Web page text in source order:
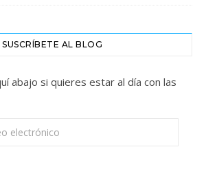
SUSCRÍBETE AL BLOG
abajo si quieres estar al día con las
electrónico